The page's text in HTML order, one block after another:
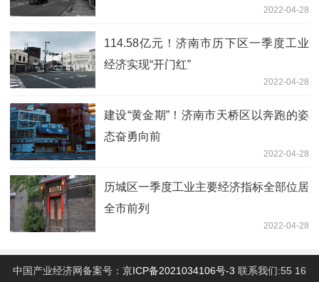
2022-04-28
114.58亿元！济南市历下区一季度工业
经济实现“开门红”
2022-04-28
建设“黄金期”！济南市天桥区以奔跑的姿
态奋勇向前
2022-04-28
历城区一季度工业主要经济指标全部位居
全市前列
2022-04-28
中国产业经济网备案号： 京ICP备2021034106号-3 联系我们:55 16